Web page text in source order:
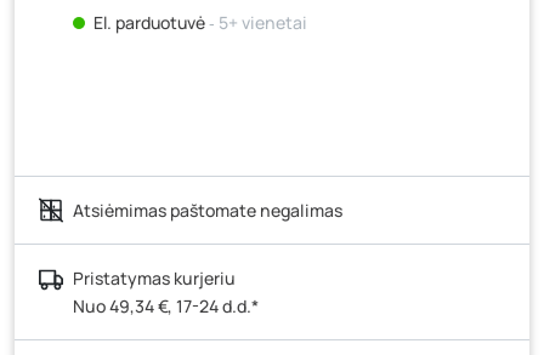
El. parduotuvė‐ 5+ vienetai
Atsiėmimas paštomate negalimas
Pristatymas kurjeriu
Nuo 49,34 €, 17-24 d.d.*